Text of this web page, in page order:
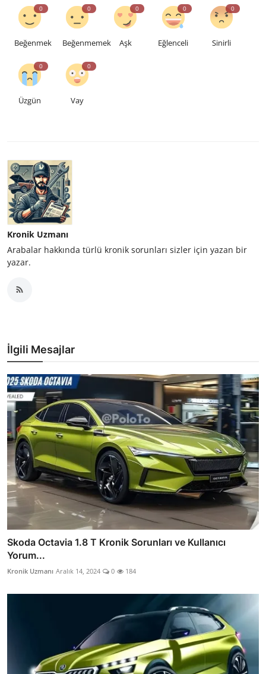
0
Beğenmek
0
Beğenmemek
0
Aşk
0
Eğlenceli
0
Sinirli
0
Üzgün
0
Vay
Kronik Uzmanı
Arabalar hakkında türlü kronik sorunları sizler için yazan bir
yazar.
İlgili Mesajlar
Skoda Octavia 1.8 T Kronik Sorunları ve Kullanıcı
Yorum...
Kronik Uzmanı Aralık 14, 2024 0 184